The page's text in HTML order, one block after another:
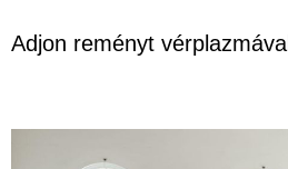
Adjon reményt vérplazmával